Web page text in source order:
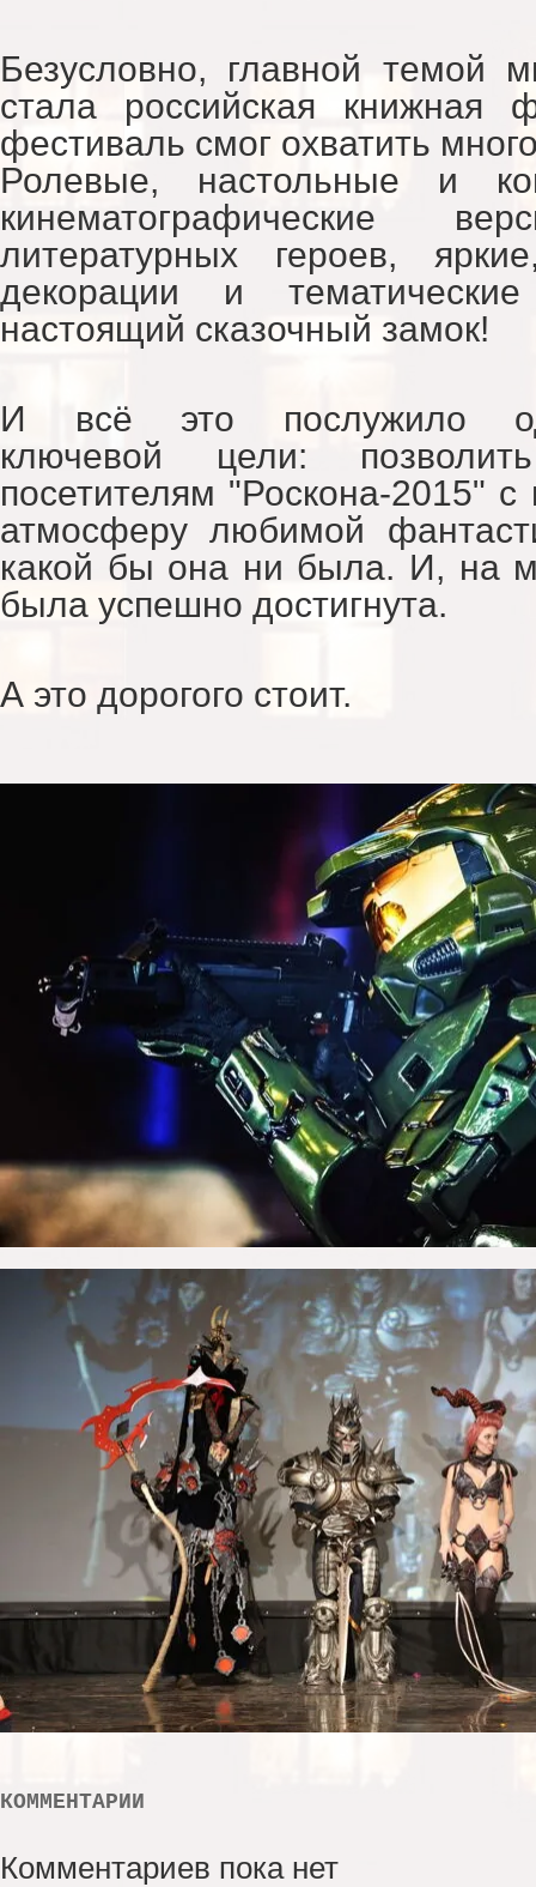
Безусловно, главной темой
стала российская книжная
фестиваль смог охватить
Ролевые, настольные и
кинематографические
литературных героев,
декорации и
настоящий сказочный замок!
И всё это послужило
ключевой цели:
посетителям "Роскона-2015" с
атмосферу любимой
какой бы она ни была. И, на
была успешно достигнута.
А это дорогого стоит.
КОММЕНТАРИИ
Комментариев пока нет